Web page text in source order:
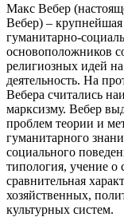
Макс Вебер
Вебер) –
гуманитарно-
основоположников
религиозных идей
деятельность. На
Вебера считались
марксизму. Вебер
проблем теории и
гуманитарного
социального
типология, учение о
сравнительная
хозяйственных,
культурных систем.